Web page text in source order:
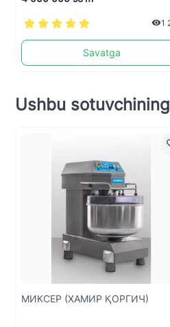
1
Savatga
Ushbu
МИКСЕР (ХАМИР ҚОРГИЧ)